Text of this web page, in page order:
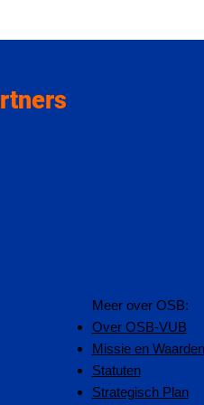
​Meer over OSB:
Over OSB-VUB
Missie en Waarden
Statuten
Strategisch Plan